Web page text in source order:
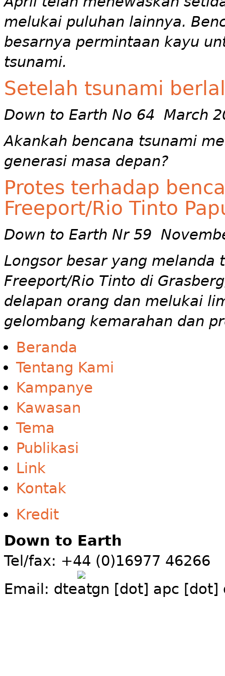
melukai puluhan lainnya.
besarnya permintaan kayu
tsunami.
Setelah tsunami
Down to Earth No 64 March
Akankah bencana tsunami
generasi masa depan?
Protes terhadap
Freeport/Rio Tinto
Down to Earth Nr 59
Longsor besar yang melanda
Freeport/Rio Tinto di
delapan orang dan melukai
gelombang kemarahan dan
Beranda
Tentang Kami
Kampanye
Kawasan
Tema
Publikasi
Link
Kontak
Kredit
Down to Earth
Tel/fax: +44 (0)16977 46266
Email: dte gn [dot] apc [dot]